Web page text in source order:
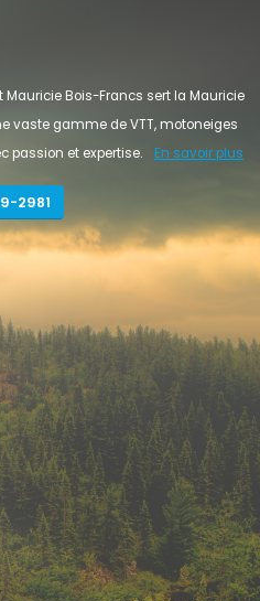
Mauricie Bois-Francs sert la Mauricie
vaste gamme de VTT, motoneiges
passion et expertise.
En savoir plus
2981